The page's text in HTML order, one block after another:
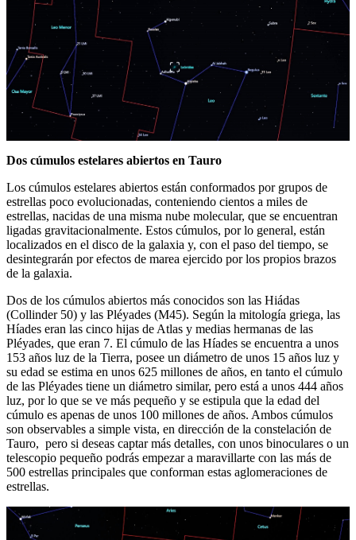
Dos cúmulos estelares abiertos en Tauro
Los cúmulos estelares abiertos están conformados por grupos de
estrellas poco evolucionadas, conteniendo cientos a miles de
estrellas, nacidas de una misma nube molecular, que se encuentran
ligadas gravitacionalmente. Estos cúmulos, por lo general, están
localizados en el disco de la galaxia y, con el paso del tiempo, se
desintegrarán por efectos de marea ejercido por los propios brazos
de la galaxia.
Dos de los cúmulos abiertos más conocidos son las Hiádas
(Collinder 50) y las Pléyades (M45). Según la mitología griega, las
Híades eran las cinco hijas de Atlas y medias hermanas de las
Pléyades, que eran 7. El cúmulo de las Híades se encuentra a unos
153 años luz de la Tierra, posee un diámetro de unos 15 años luz y
su edad se estima en unos 625 millones de años, en tanto el cúmulo
de las Pléyades tiene un diámetro similar, pero está a unos 444 años
luz, por lo que se ve más pequeño y se estipula que la edad del
cúmulo es apenas de unos 100 millones de años. Ambos cúmulos
son observables a simple vista, en dirección de la constelación de
Tauro, pero si deseas captar más detalles, con unos binoculares o un
telescopio pequeño podrás empezar a maravillarte con las más de
500 estrellas principales que conforman estas aglomeraciones de
estrellas.